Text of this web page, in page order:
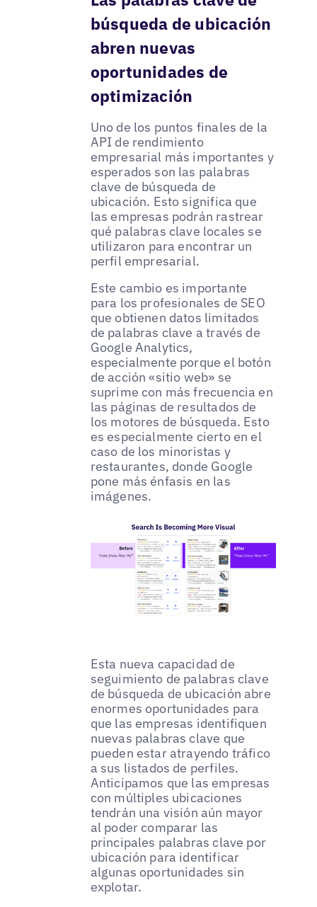
búsqueda de ubicación
abren nuevas
oportunidades de
optimización
Uno de los puntos finales de la
API de rendimiento
empresarial más importantes y
esperados son las palabras
clave de búsqueda de
ubicación. Esto significa que
las empresas podrán rastrear
qué palabras clave locales se
utilizaron para encontrar un
perfil empresarial.
Este cambio es importante
para los profesionales de SEO
que obtienen datos limitados
de palabras clave a través de
Google Analytics,
especialmente porque el botón
de acción «sitio web» se
suprime con más frecuencia en
las páginas de resultados de
los motores de búsqueda. Esto
es especialmente cierto en el
caso de los minoristas y
restaurantes, donde Google
pone más énfasis en las
imágenes.
Esta nueva capacidad de
seguimiento de palabras clave
de búsqueda de ubicación abre
enormes oportunidades para
que las empresas identifiquen
nuevas palabras clave que
pueden estar atrayendo tráfico
a sus listados de perfiles.
Anticipamos que las empresas
con múltiples ubicaciones
tendrán una visión aún mayor
al poder comparar las
principales palabras clave por
ubicación para identificar
algunas oportunidades sin
explotar.